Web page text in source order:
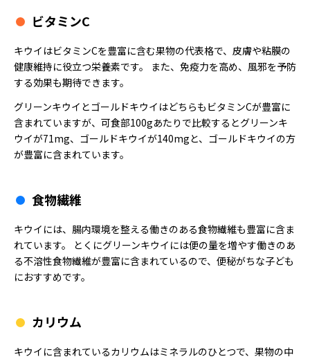
ビタミンC
キウイはビタミンCを豊富に含む果物の代表格で、皮膚や粘膜の
健康維持に役立つ栄養素です。 また、免疫力を高め、風邪を予防
する効果も期待できます。
グリーンキウイとゴールドキウイはどちらもビタミンCが豊富に
含まれていますが、可食部100gあたりで比較するとグリーンキ
ウイが71mg、ゴールドキウイが140mgと、ゴールドキウイの方
が豊富に含まれています。
食物繊維
キウイには、腸内環境を整える働きのある食物繊維も豊富に含ま
れています。 とくにグリーンキウイには便の量を増やす働きのあ
る不溶性食物繊維が豊富に含まれているので、便秘がちな子ども
におすすめです。
カリウム
キウイに含まれているカリウムはミネラルのひとつで、果物の中